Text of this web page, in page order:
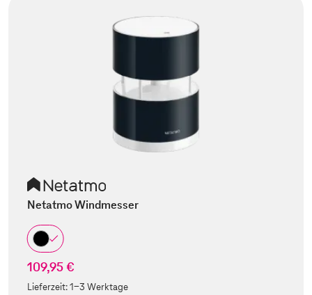
Netatmo Windmesser
109,95 €
Lieferzeit:1-3 Werktage